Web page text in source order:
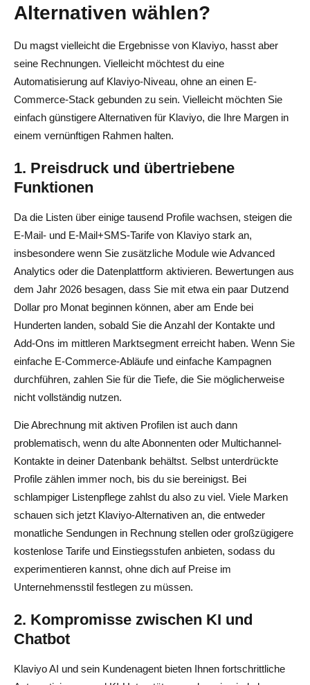
Alternativen wählen?
Du magst vielleicht die Ergebnisse von Klaviyo, hasst aber
seine Rechnungen. Vielleicht möchtest du eine
Automatisierung auf Klaviyo‑Niveau, ohne an einen E-
Commerce-Stack gebunden zu sein. Vielleicht möchten Sie
einfach günstigere Alternativen für Klaviyo, die Ihre Margen in
einem vernünftigen Rahmen halten.
1. Preisdruck und übertriebene
Funktionen
Da die Listen über einige tausend Profile wachsen, steigen die
E-Mail- und E-Mail+SMS-Tarife von Klaviyo stark an,
insbesondere wenn Sie zusätzliche Module wie Advanced
Analytics oder die Datenplattform aktivieren. Bewertungen aus
dem Jahr 2026 besagen, dass Sie mit etwa ein paar Dutzend
Dollar pro Monat beginnen können, aber am Ende bei
Hunderten landen, sobald Sie die Anzahl der Kontakte und
Add-Ons im mittleren Marktsegment erreicht haben. Wenn Sie
einfache E-Commerce-Abläufe und einfache Kampagnen
durchführen, zahlen Sie für die Tiefe, die Sie möglicherweise
nicht vollständig nutzen.
Die Abrechnung mit aktiven Profilen ist auch dann
problematisch, wenn du alte Abonnenten oder Multichannel-
Kontakte in deiner Datenbank behältst. Selbst unterdrückte
Profile zählen immer noch, bis du sie bereinigst. Bei
schlampiger Listenpflege zahlst du also zu viel. Viele Marken
schauen sich jetzt Klaviyo-Alternativen an, die entweder
monatliche Sendungen in Rechnung stellen oder großzügigere
kostenlose Tarife und Einstiegsstufen anbieten, sodass du
experimentieren kannst, ohne dich auf Preise im
Unternehmensstil festlegen zu müssen.
2. Kompromisse zwischen KI und
Chatbot
Klaviyo AI und sein Kundenagent bieten Ihnen fortschrittliche